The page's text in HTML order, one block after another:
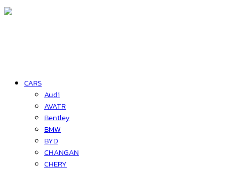
CARS
Audi
AVATR
Bentley
BMW
BYD
CHANGAN
CHERY